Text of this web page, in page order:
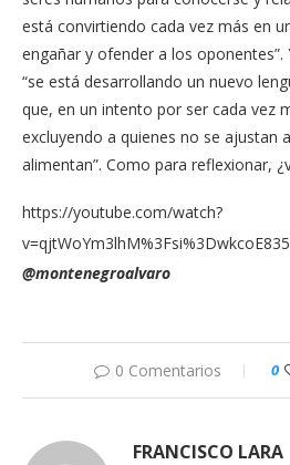
está convirtiendo cada vez más en
engañar y ofender a los oponentes”.
“se está desarrollando un nuevo
que, en un intento por ser cada vez
excluyendo a quienes no se ajustan
alimentan”. Como para reflexionar,
https://youtube.com/watch?
@montenegroalvaro
0 Comentarios 0
FRANCISCO LARA